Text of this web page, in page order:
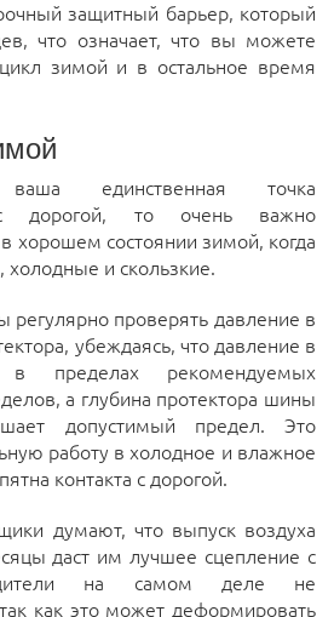
защитный барьер, который
что означает, что вы можете
зимой и в остальное время
единственная точка
с дорогой, то очень важно
хорошем состоянии зимой, когда
холодные и скользкие.
регулярно проверять давление в
убеждаясь, что давление в
в пределах рекомендуемых
а глубина протектора шины
допустимый предел. Это
работу в холодное и влажное
контакта с дорогой.
думают, что выпуск воздуха
даст им лучшее сцепление с
на самом деле не
как это может деформировать